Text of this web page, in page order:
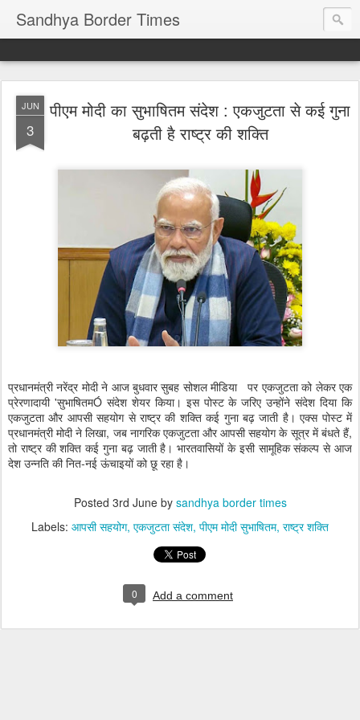
Sandhya Border Times
JUN
3
पीएम मोदी का सुभाषितम संदेश : एकजुटता से कई गुना
बढ़ती है राष्ट्र की शक्ति
प्रधानमंत्री नरेंद्र मोदी ने आज बुधवार सुबह सोशल मीडिया पर एकजुटता को लेकर एक
प्रेरणादायी 'सुभाषितमÓ संदेश शेयर किया। इस पोस्ट के जरिए उन्होंने संदेश दिया कि
एकजुटता और आपसी सहयोग से राष्ट्र की शक्ति कई गुना बढ़ जाती है। एक्स पोस्ट में
प्रधानमंत्री मोदी ने लिखा, जब नागरिक एकजुटता और आपसी सहयोग के सूत्र में बंधते हैं,
तो राष्ट्र की शक्ति कई गुना बढ़ जाती है। भारतवासियों के इसी सामूहिक संकल्प से आज
देश उन्नति की नित-नई ऊंचाइयों को छू रहा है।
Posted 3rd Juneby sandhya border times
Labels: आपसी सहयोग एकजुटता संदेश पीएम मोदी सुभाषितम राष्ट्र शक्ति
0 Add a comment